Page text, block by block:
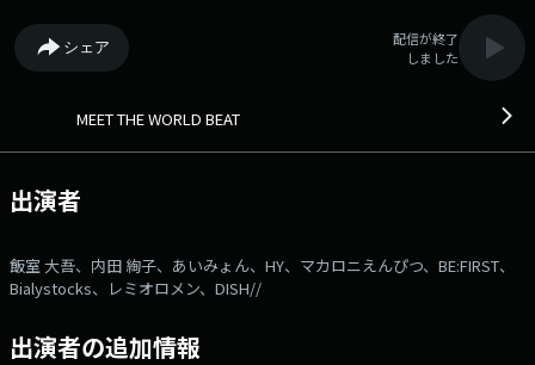
す。 DJは、飯室大吾＆内田絢子 ここでしか聞けないレア音源をお
聞き逃しなく。 ⇒番組HPはコチラ ⇒リクエスト・メッセ
ージはコチラ ⇒twitterハッシュタグは「#fm802」 ⇒twitterアカウン
シェア
配信が終了
しました
MEET THE WORLD BEAT
出演者
飯室 大吾、内田 絢子、あいみょん、HY、マカロニえんぴつ、BE:FIRST、
Bialystocks、レミオロメン、DISH//
出演者の追加情報